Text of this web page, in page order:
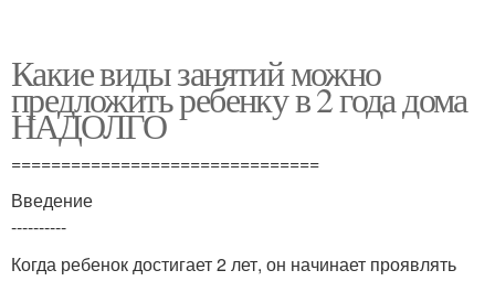
Какие виды занятий можно
предложить ребенку в 2 года дома
НАДОЛГО
===============================
Введение
----------
Когда ребенок достигает 2 лет, он начинает проявлять